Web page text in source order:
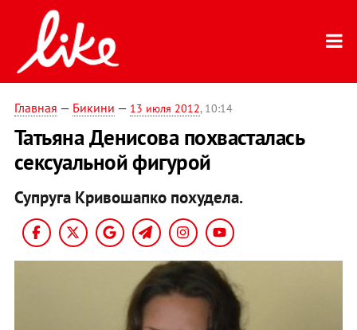
Главная — Бикини — 13 июля 2012, 10:14
Татьяна Денисова похвасталась
сексуальной фигурой
Супруга Кривошапко похудела.